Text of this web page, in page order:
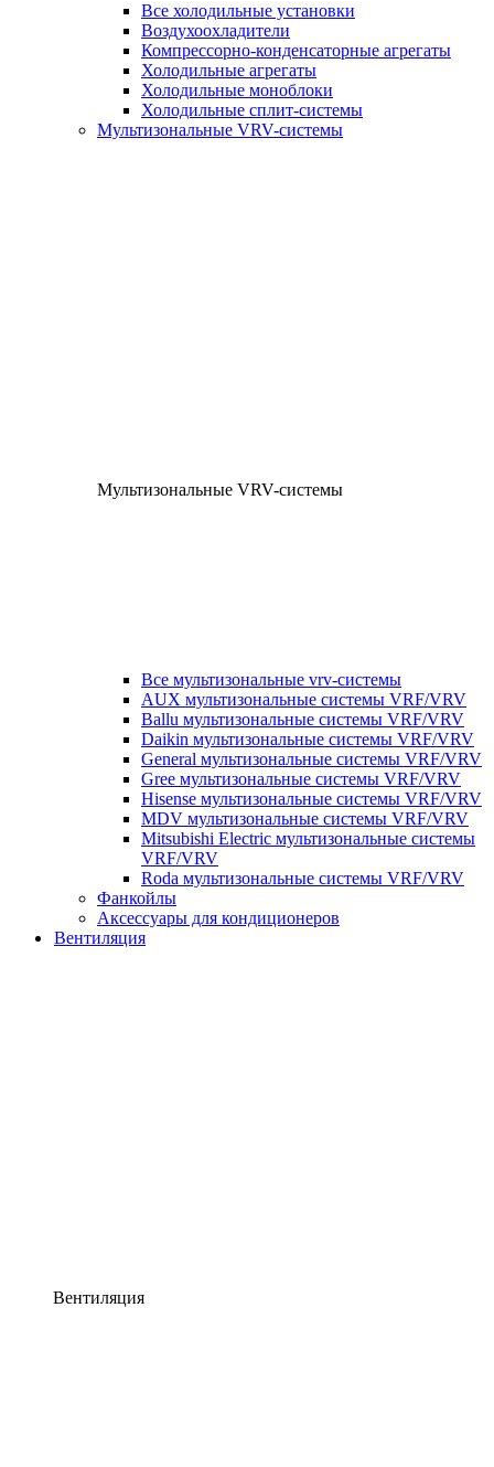
Все холодильные установки
Воздухоохладители
Компрессорно-конденсаторные агрегаты
Холодильные агрегаты
Холодильные моноблоки
Холодильные сплит-системы
Мультизональные VRV-системы
Мультизональные VRV-системы
Все мультизональные vrv-системы
AUX мультизональные системы VRF/VRV
Ballu мультизональные системы VRF/VRV
Daikin мультизональные системы VRF/VRV
General мультизональные системы VRF/VRV
Gree мультизональные системы VRF/VRV
Hisense мультизональные системы VRF/VRV
MDV мультизональные системы VRF/VRV
Mitsubishi Electric мультизональные системы
VRF/VRV
Roda мультизональные системы VRF/VRV
Фанкойлы
Аксессуары для кондиционеров
Вентиляция
Вентиляция